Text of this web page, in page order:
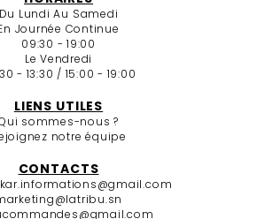
Du Lundi Au Samedi
Journée Continue
09:30 - 19:00
Le Vendredi
- 13:30 / 15:00 - 19:00
LIENS UTILES
sommes-nous ?
notre équipe
CONTACTS